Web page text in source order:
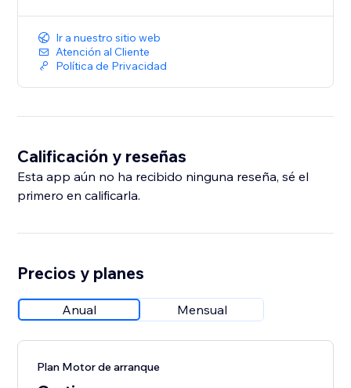
Ir a nuestro sitio web
Atención al Cliente
Política de Privacidad
Calificación y reseñas
Esta app aún no ha recibido ninguna reseña, sé el
primero en calificarla.
Precios y planes
Anual Mensual
Plan Motor de arranque